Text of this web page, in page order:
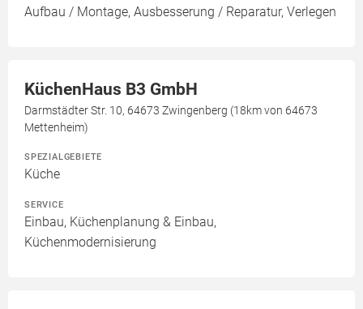
Aufbau / Montage, Ausbesserung / Reparatur, Verlegen
KüchenHaus B3 GmbH
Darmstädter Str. 10, 64673 Zwingenberg (18km von 64673
Mettenheim)
SPEZIALGEBIETE
Küche
SERVICE
Einbau, Küchenplanung & Einbau,
Küchenmodernisierung